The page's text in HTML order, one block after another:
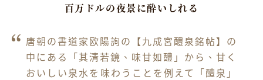
百万ドルの夜景に酔いしれる
唐朝の書道家欧陽詢の【九成宮醴泉銘帖】の
中にある「其清若鏡、味甘如醴」から、甘く
おいしい泉水を味わうことを例えて「醴泉」